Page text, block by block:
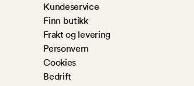
Kundeservice
Finn butikk
Frakt og levering
Personvern
Cookies
Bedrift